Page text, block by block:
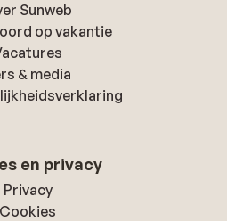
Sunweb
op vakantie
& media
en privacy
Privacy
Cookies